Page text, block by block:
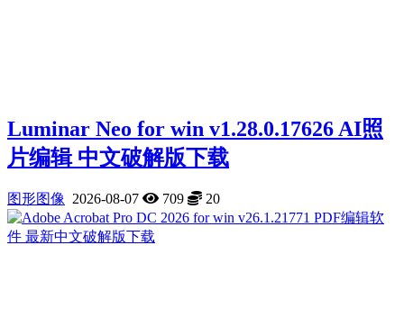
Luminar Neo for win v1.28.0.17626 AI照
片编辑 中文破解版下载
图形图像 2026-08-07 709 20